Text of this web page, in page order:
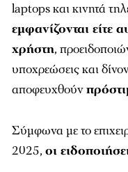
laptops και κινητά
εμφανίζονται είτε
χρήστη,
υποχρεώσεις και
αποφευχθούν
Σύμφωνα με το
2025, οι